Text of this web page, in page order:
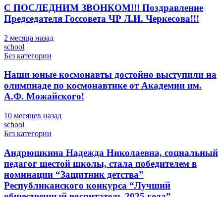
С ПОСЛЕДНИМ ЗВОНКОМ!!! Поздравление
Председателя Госсовета ЧР Л.И. Черкесова!!!
2 месяца назад
school
Без категории
Наши юные космонавты достойно выступили на
олимпиаде по космонавтике от Академии им.
А.Ф. Можайского!
10 месяцев назад
school
Без категории
Андрюшкина Надежда Николаевна, социальный
педагог шестой школы, стала победителем в
номинации “Защитник детства”
Республиканского конкурса “Лучший